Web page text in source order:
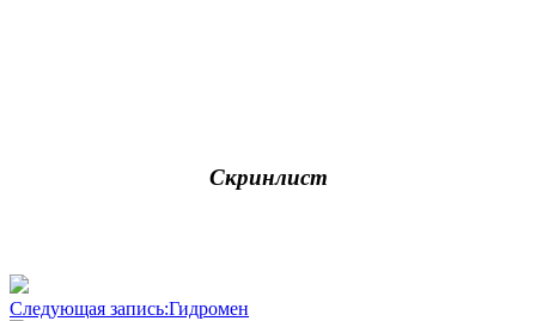
Скринлист
Следующая запись:Гидромен